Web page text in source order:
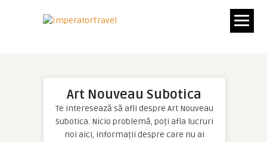
Art Nouveau Subotica
Te interesează să afli despre Art Nouveau
Subotica. Nicio problemă, poți afla lucruri
noi aici, informații despre care nu ai